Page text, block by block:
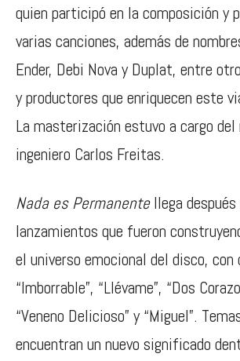
quien participó en la composición y
varias canciones, además de
Ender, Debi Nova y Duplat, entre
y productores que enriquecen este
La masterización estuvo a cargo del
ingeniero Carlos Freitas.
Nada es Permanentellega después
lanzamientos que fueron
el universo emocional del disco, con
“Imborrable”, “Llévame”, “Dos
“Veneno Delicioso” y “Miguel”.
encuentran un nuevo significado